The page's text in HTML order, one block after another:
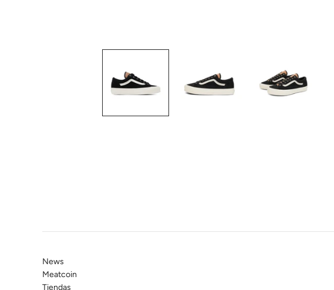
News
Meatcoin
Tiendas